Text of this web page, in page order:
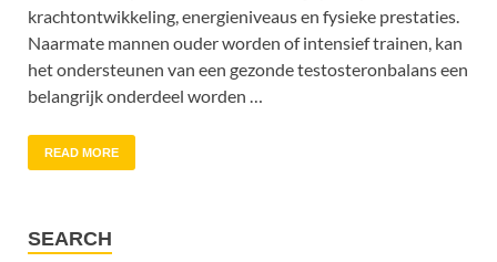
krachtontwikkeling, energieniveaus en fysieke prestaties.
Naarmate mannen ouder worden of intensief trainen, kan
het ondersteunen van een gezonde testosteronbalans een
belangrijk onderdeel worden …
READ MORE
SEARCH